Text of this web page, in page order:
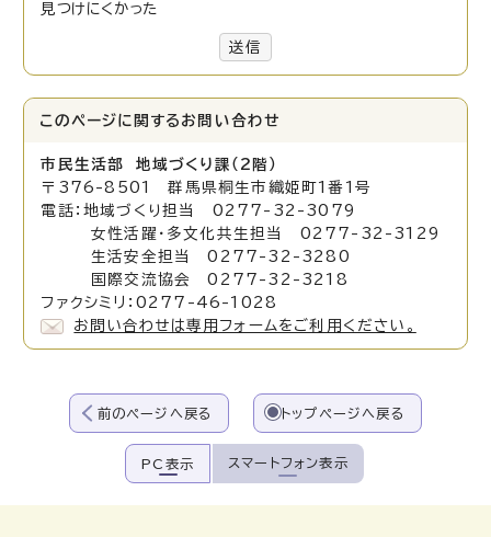
見つけにくかった
送信
このページに関する お問い合わせ
市民生活部 地域づくり課（2階）
〒376-8501 群馬県桐生市織姫町1番1号
電話：地域づくり担当 0277-32-3079
女性活躍・多文化共生担当 0277-32-3129
生活安全担当 0277-32-3280
国際交流協会 0277-32-3218
ファクシミリ：0277-46-1028
お問い合わせは専用フォームをご利用ください。
前のページへ戻る トップページへ戻る
PC表示 スマートフォン表示